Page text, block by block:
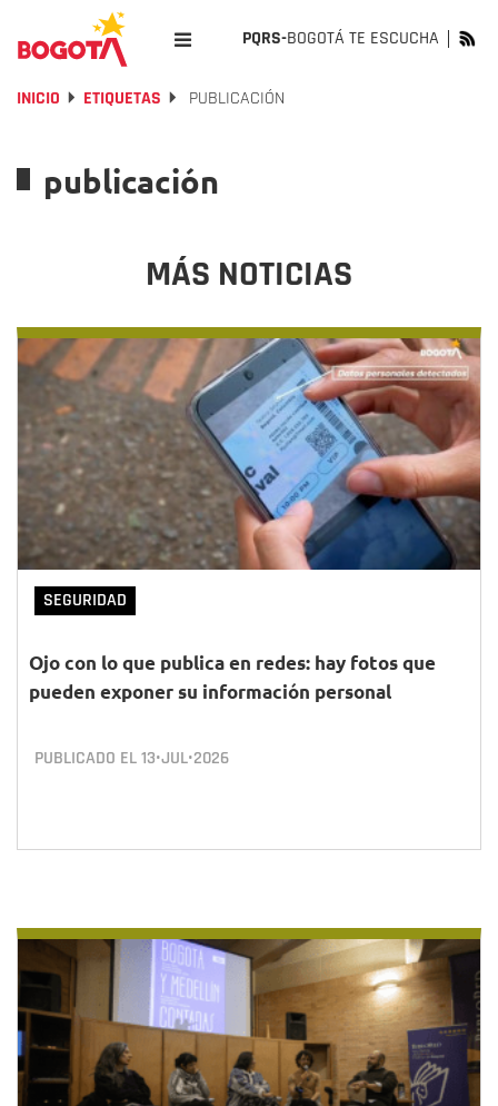
PQRS-BOGOTÁ TE ESCUCHA
INICIO ETIQUETAS PUBLICACIÓN
publicación
MÁS NOTICIAS
SEGURIDAD
Ojo con lo que publica en redes: hay fotos que
pueden exponer su información personal
PUBLICADO EL13•JUL•2026